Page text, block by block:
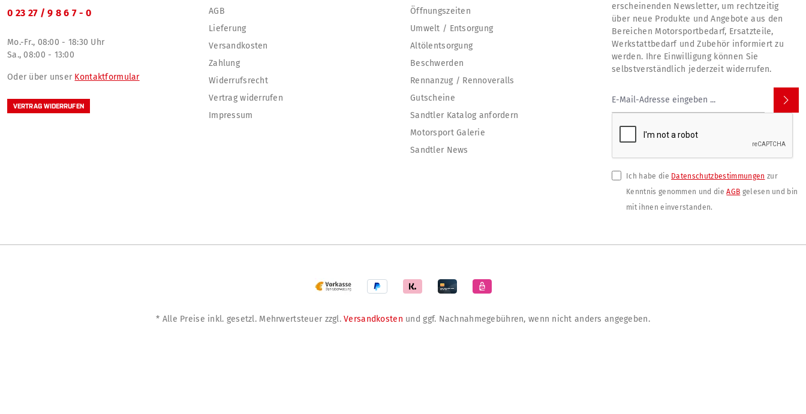
0 23 27 / 9 8 6 7 - 0
Mo.-Fr., 08:00 - 18:30 Uhr
Sa., 08:00 - 13:00
Oder über unser Kontaktformular
VERTRAG WIDERRUFEN
AGB
Lieferung
Versandkosten
Zahlung
Widerrufsrecht
Vertrag widerrufen
Impressum
Öffnungszeiten
Umwelt / Entsorgung
Altölentsorgung
Beschwerden
Rennanzug / Rennoveralls
Gutscheine
Sandtler Katalog anfordern
Motorsport Galerie
Sandtler News
erscheinenden Newsletter, um rechtzeitig
über neue Produkte und Angebote aus den
Bereichen Motorsportbedarf, Ersatzteile,
Werkstattbedarf und Zubehör informiert zu
werden. Ihre Einwilligung können Sie
selbstverständlich jederzeit widerrufen.
Ich habe die Datenschutzbestimmungen zur
Kenntnis genommen und dieAGB gelesen und bin
mit ihnen einverstanden.
* Alle Preise inkl. gesetzl. Mehrwertsteuer zzgl.Versandkosten und ggf. Nachnahmegebühren, wenn nicht anders angegeben.